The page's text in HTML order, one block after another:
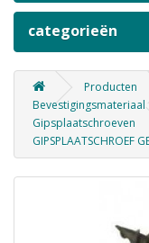
categorieën
Producten
Bevestigingsmateriaal
Gipsplaatschroeven
GIPSPLAATSCHROEF